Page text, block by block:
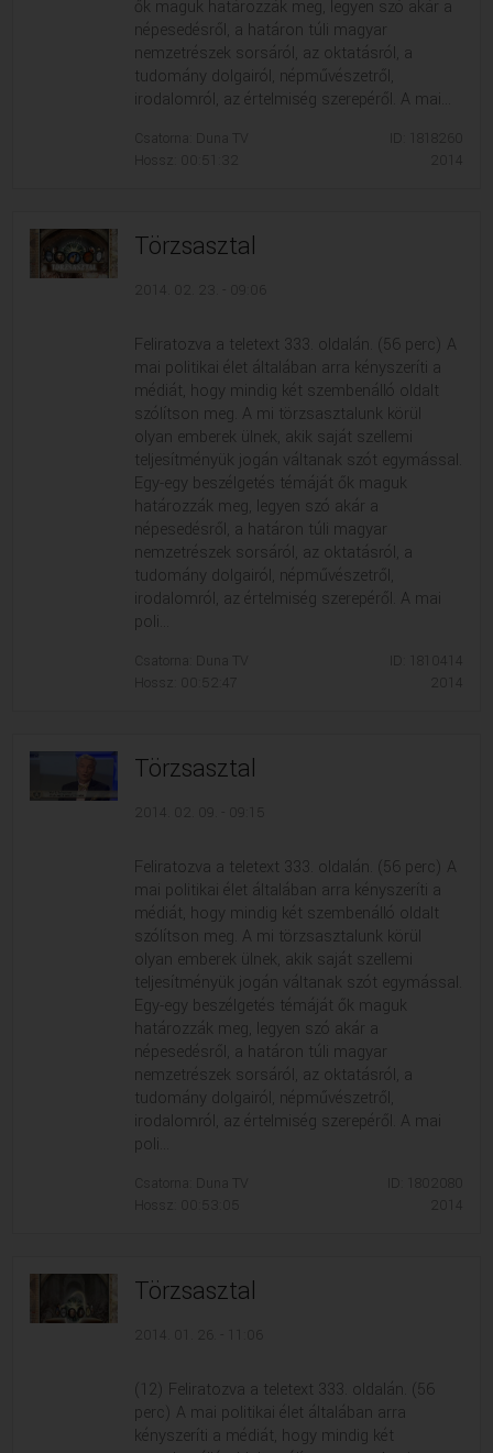
ők maguk határozzák meg, legyen szó akár a
népesedésről, a határon túli magyar
nemzetrészek sorsáról, az oktatásról, a
tudomány dolgairól, népművészetről,
irodalomról, az értelmiség szerepéről. A mai...
Csatorna: Duna TV
Hossz: 00:51:32
2014
Törzsasztal
2014. 02. 23. - 09:06
Feliratozva a teletext 333. oldalán. (56 perc) A
mai politikai élet általában arra kényszeríti a
médiát, hogy mindig két szembenálló oldalt
szólítson meg. A mi törzsasztalunk körül
olyan emberek ülnek, akik saját szellemi
teljesítményük jogán váltanak szót egymással.
Egy-egy beszélgetés témáját ők maguk
határozzák meg, legyen szó akár a
népesedésről, a határon túli magyar
nemzetrészek sorsáról, az oktatásról, a
tudomány dolgairól, népművészetről,
irodalomról, az értelmiség szerepéről. A mai
poli...
Csatorna: Duna TV
Hossz: 00:52:47
ID: 1810414
2014
Törzsasztal
2014. 02. 09. - 09:15
Feliratozva a teletext 333. oldalán. (56 perc) A
mai politikai élet általában arra kényszeríti a
médiát, hogy mindig két szembenálló oldalt
szólítson meg. A mi törzsasztalunk körül
olyan emberek ülnek, akik saját szellemi
teljesítményük jogán váltanak szót egymással.
Egy-egy beszélgetés témáját ők maguk
határozzák meg, legyen szó akár a
népesedésről, a határon túli magyar
nemzetrészek sorsáról, az oktatásról, a
tudomány dolgairól, népművészetről,
irodalomról, az értelmiség szerepéről. A mai
poli...
Csatorna: Duna TV
Hossz: 00:53:05
2014
Törzsasztal
2014. 01. 26. - 11:06
(12) Feliratozva a teletext 333. oldalán. (56
perc) A mai politikai élet általában arra
kényszeríti a médiát, hogy mindig két